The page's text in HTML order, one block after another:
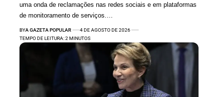
uma onda de reclamações nas redes sociais e em plataformas
de monitoramento de serviços.…
BYA GAZETA POPULAR
4 DE AGOSTO DE 2026
TEMPO DE LEITURA: 2 MINUTOS